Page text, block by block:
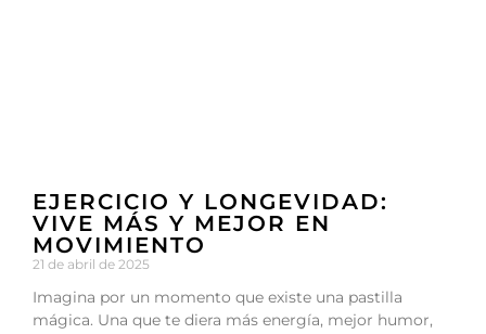
EJERCICIO Y LONGEVIDAD:
VIVE MÁS Y MEJOR EN
MOVIMIENTO
21 de abril de 2025
Imagina por un momento que existe una pastilla
mágica. Una que te diera más energía, mejor humor,